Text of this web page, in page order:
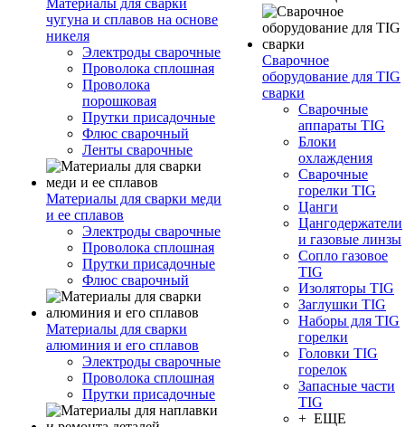
Материалы для сварки
чугуна и сплавов на основе
никеля
Электроды сварочные
Проволока сплошная
Проволока
порошковая
Прутки присадочные
Флюс сварочный
Ленты сварочные
Материалы для сварки меди
и ее сплавов
Электроды сварочные
Проволока сплошная
Прутки присадочные
Флюс сварочный
Материалы для сварки
алюминия и его сплавов
Электроды сварочные
Проволока сплошная
Прутки присадочные
Сварочное
оборудование для TIG
сварки
Сварочные
аппараты TIG
Блоки
охлаждения
Сварочные
горелки TIG
Цанги
Цангодержатели
и газовые линзы
Сопло газовое
TIG
Изоляторы TIG
Заглушки TIG
Наборы для TIG
горелки
Головки TIG
горелок
Запасные части
TIG
+ ЕЩЕ